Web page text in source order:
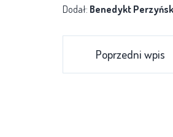
Dodał: Benedykt
Poprzedni wpis